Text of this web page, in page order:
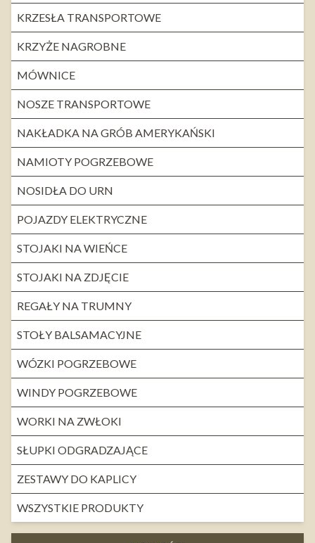
KRZESŁA TRANSPORTOWE
KRZYŻE NAGROBNE
MÓWNICE
NOSZE TRANSPORTOWE
NAKŁADKA NA GRÓB AMERYKAŃSKI
NAMIOTY POGRZEBOWE
NOSIDŁA DO URN
POJAZDY ELEKTRYCZNE
STOJAKI NA WIEŃCE
STOJAKI NA ZDJĘCIE
REGAŁY NA TRUMNY
STOŁY BALSAMACYJNE
WÓZKI POGRZEBOWE
WINDY POGRZEBOWE
WORKI NA ZWŁOKI
SŁUPKI ODGRADZAJĄCE
ZESTAWY DO KAPLICY
WSZYSTKIE PRODUKTY